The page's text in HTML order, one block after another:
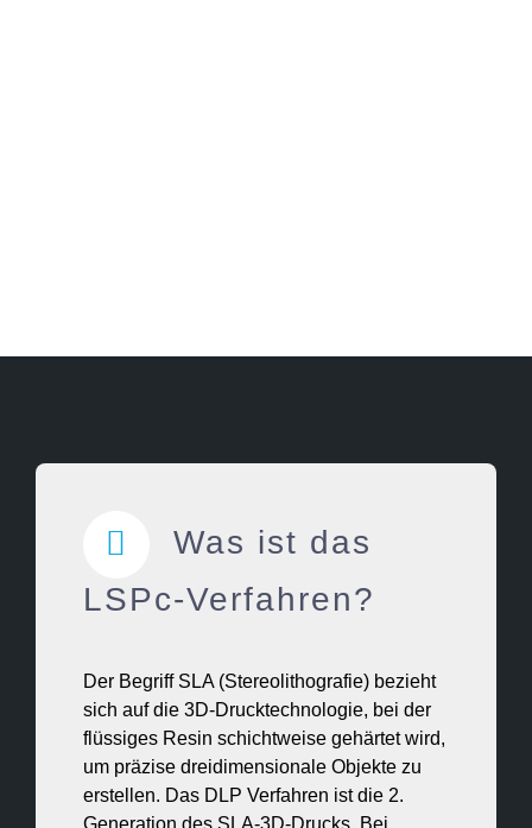
Was ist das
LSPc-Verfahren?
Der Begriff SLA (Stereolithografie) bezieht
sich auf die 3D-Drucktechnologie, bei der
flüssiges Resin schichtweise gehärtet wird,
um präzise dreidimensionale Objekte zu
erstellen. Das DLP Verfahren ist die 2.
Generation des SLA-3D-Drucks. Bei